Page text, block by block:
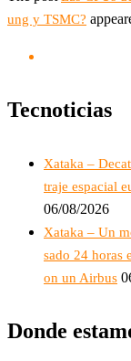
ung y TSMC?
Tecnoticias
Xataka –
traje espacial
06/08/2026
Xataka – Un
sado 24 horas
on un Airbus
Donde